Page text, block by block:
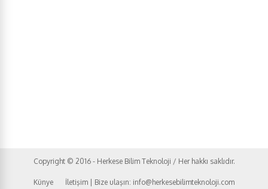
Copyright © 2016 - Herkese Bilim Teknoloji / Her hakkı saklıdır.
Künye İletişim | Bize ulaşın: info@herkesebilimteknoloji.com